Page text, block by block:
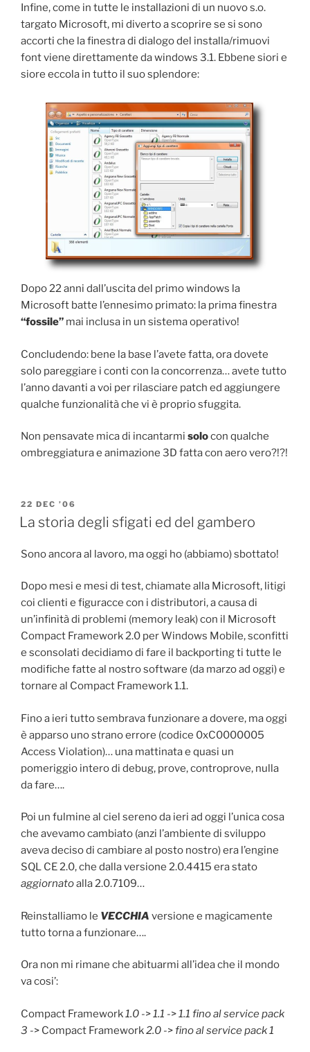
Infine, come in tutte le installazioni di un nuovo s.o.
targato Microsoft, mi diverto a scoprire se si sono
accorti che la finestra di dialogo del installa/rimuovi
font viene direttamente da windows 3.1. Ebbene siori e
siore eccola in tutto il suo splendore:
Dopo 22 anni dall’uscita del primo windows la
Microsoft batte l’ennesimo primato: la prima finestra
“fossile” mai inclusa in un sistema operativo!
Concludendo: bene la base l’avete fatta, ora dovete
solo pareggiare i conti con la concorrenza… avete tutto
l’anno davanti a voi per rilasciare patch ed aggiungere
qualche funzionalità che vi è proprio sfuggita.
Non pensavate mica di incantarmi solocon qualche
ombreggiatura e animazione 3D fatta con aero vero?!?!
POSTED
ON
22 DEC ’06
La storia degli sfigati ed del gambero
Sono ancora al lavoro, ma oggi ho (abbiamo) sbottato!
Dopo mesi e mesi di test, chiamate alla Microsoft, litigi
coi clienti e figuracce con i distributori, a causa di
un’infinità di problemi (memory leak) con il Microsoft
Compact Framework 2.0 per Windows Mobile, sconfitti
e sconsolati decidiamo di fare il backporting ti tutte le
modifiche fatte al nostro software (da marzo ad oggi) e
tornare al Compact Framework 1.1.
Fino a ieri tutto sembrava funzionare a dovere, ma oggi
è apparso uno strano errore (codice 0xC0000005
Access Violation)… una mattinata e quasi un
pomeriggio intero di debug, prove, controprove, nulla
da fare….
Poi un fulmine al ciel sereno da ieri ad oggi l’unica cosa
che avevamo cambiato (anzi l’ambiente di sviluppo
aveva deciso di cambiare al posto nostro) era l’engine
SQL CE 2.0, che dalla versione 2.0.4415 era stato
aggiornatoalla 2.0.7109…
Reinstalliamo le VECCHIA versione e magicamente
tutto torna a funzionare….
Ora non mi rimane che abituarmi all’idea che il mondo
va cosi’:
Compact Framework1.0 ->1.1 ->1.1 fino al service pack
3 -> Compact Framework2.0 ->fino al service pack 1